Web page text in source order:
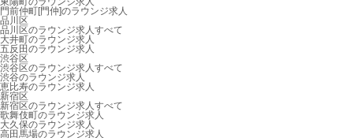
門前仲町[門仲]のラウンジ求人
品川区
品川区のラウンジ求人すべて
大井町のラウンジ求人
五反田のラウンジ求人
渋谷区
渋谷区のラウンジ求人すべて
渋谷のラウンジ求人
恵比寿のラウンジ求人
新宿区
新宿区のラウンジ求人すべて
歌舞伎町のラウンジ求人
大久保のラウンジ求人
高田馬場のラウンジ求人